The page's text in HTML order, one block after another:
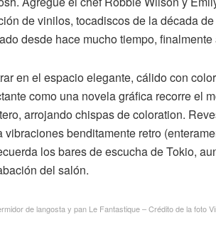
de vinilos, tocadiscos de la década
desde hace mucho tiempo,
en el espacio elegante, cálido con
como una novela gráfica recorre el
arrojando chispas de coloration.
vibraciones benditamente retro
los bares de escucha de Tokio,
del salón.
de langosta y pan Le Fantastique – Crédito de la foto